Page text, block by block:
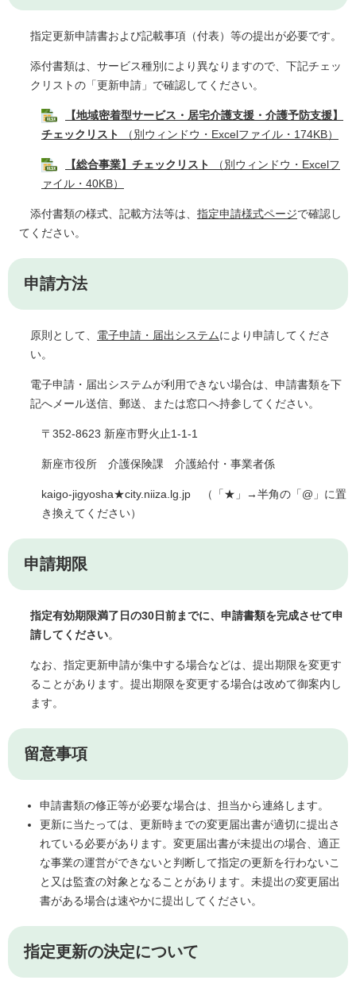
指定更新申請書および記載事項（付表）等の提出が必要です。
添付書類は、サービス種別により異なりますので、下記チェッ
クリストの「更新申請」で確認してください。
【地域密着型サービス・居宅介護支援・介護予防支援】
チェックリスト
（別ウィンドウ・Excelファイル・174KB）
【総合事業】チェックリスト
（別ウィンドウ・Excelフ
ァイル・40KB）
添付書類の様式、記載方法等は、 指定申請様式ページで確認し
てください。
申請方法
原則として、 電子申請・届出システムにより申請してくださ
い。
電子申請・届出システムが利用できない場合は、申請書類を下
記へメール送信、郵送、または窓口へ持参してください。
〒352-8623 新座市野火止1-1-1
新座市役所 介護保険課 介護給付・事業者係
kaigo-jigyosha★city.niiza.lg.jp （「★」→半角の「@」に置
き換えてください）
申請期限
指定有効期限満了日の30日前までに、申請書類を完成させて申
請してください。
なお、指定更新申請が集中する場合などは、提出期限を変更す
ることがあります。提出期限を変更する場合は改めて御案内し
ます。
留意事項
申請書類の修正等が必要な場合は、担当から連絡します。
更新に当たっては、更新時までの変更届出書が適切に提出さ
れている必要があります。変更届出書が未提出の場合、適正
な事業の運営ができないと判断して指定の更新を行わないこ
と又は監査の対象となることがあります。未提出の変更届出
書がある場合は速やかに提出してください。
指定更新の決定について